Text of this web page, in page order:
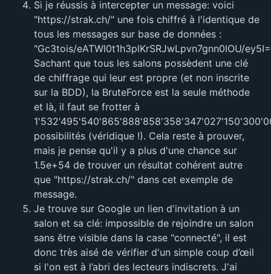
Si je réussis à intercepter un message: voici
"https://strak.ch/" une fois chiffré à l'identique de
tous les messages sur base de données :
"Gc3tois/eATWI0t1h3plKrSRJwLpvn7gnn0IOU/
Sachant que tous les salons possèdent une clé
de chiffrage qui leur est propre (et non inscrite
sur la BDD), la BruteForce est la seule méthode
et là, il faut se frotter à
possibilités (véridique !). Cela reste à prouver,
mais je pense qu'il y a plus d'une chance sur
1.5e+54 de trouver un résultat cohérent autre
que "https://strak.ch/" dans cet exemple de
message.
Je trouve sur Google un lien d'invitation à un
salon et sa clé: impossible de rejoindre un salon
sans être visible dans la case "connecté", il est
donc très aisé de vérifier d'un simple coup d’œil
si l'on est à l’abri des lecteurs indiscrets. J'ai